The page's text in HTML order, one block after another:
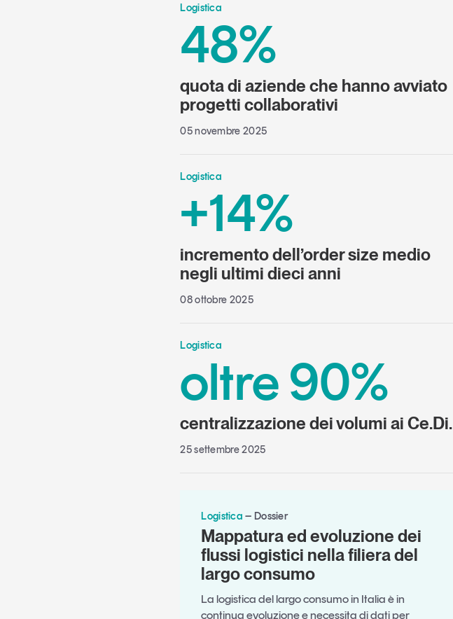
Logistica
48%
quota di aziende che hanno avviato
progetti collaborativi
05 novembre 2025
Logistica
+14%
incremento dell’order size medio
negli ultimi dieci anni
08 ottobre 2025
Logistica
oltre 90%
centralizzazione dei volumi ai Ce.Di.
25 settembre 2025
Logistica Dossier
Mappatura ed evoluzione dei
flussi logistici nella filiera del
largo consumo
La logistica del largo consumo in Italia è in
continua evoluzione e necessita di dati per